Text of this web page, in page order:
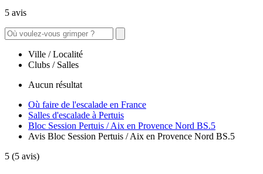
5 avis
Ville / Localité
Clubs / Salles
Aucun résultat
Où faire de l'escalade en France
Salles d'escalade à Pertuis
Bloc Session Pertuis / Aix en Provence Nord BS.5
Avis Bloc Session Pertuis / Aix en Provence Nord BS.5
5 (5 avis)